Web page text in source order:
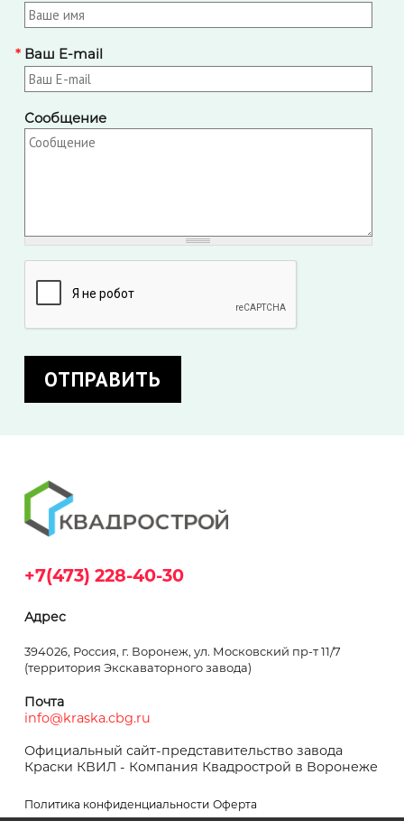
Ваш E-mail
*
Сообщение
+7(473) 228-40-30
Адрес
394026, Россия, г. Воронеж, ул. Московский пр-т 11/7
(территория Экскаваторного завода)
Почта
info@kraska.cbg.ru
Официальный сайт-представительство завода
Краски КВИЛ - Компания Квадрострой в Воронеже
Политика конфиденциальности Оферта